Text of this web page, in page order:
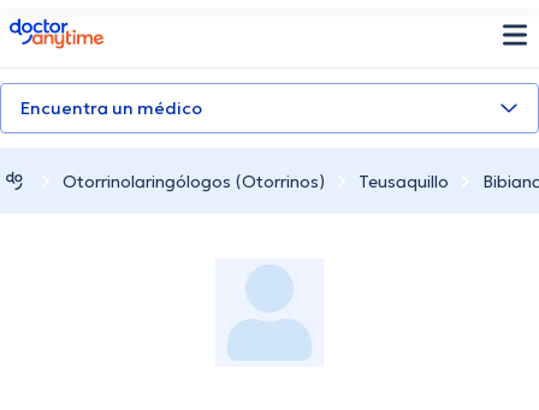
doctoranytime
Encuentra un médico
Otorrinolaringólogos (Otorrinos) Teusaquillo